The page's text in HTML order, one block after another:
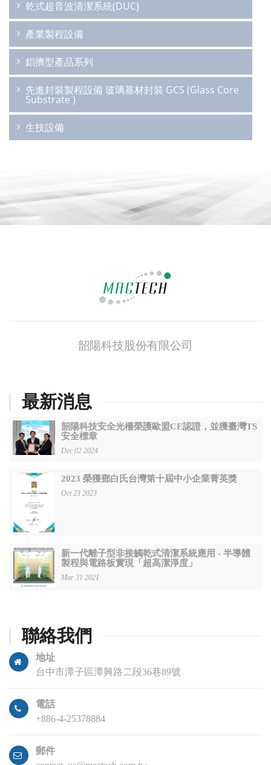
乾式超音波清潔系統(DUC)
產業製程設備
鋁擠型產品系列
先進封裝製程設備 玻璃基材封裝 GCS (Glass Core
Substrate )
生技設備
韶陽科技股份有限公司
最新消息
韶陽科技安全光柵榮護歐盟CE認證，並獲臺灣TS
安全標章
Dec 02 2024
2023 榮獲鄧白氏台灣第十屆中小企業菁英獎
Oct 23 2023
新一代離子型非接觸乾式清潔系統應用 - 半導體
製程與電路板實現「超高潔淨度」
Mar 31 2021
聯絡我們
地址
台中市潭子區潭興路二段36巷89號
電話
+886-4-25378884
郵件